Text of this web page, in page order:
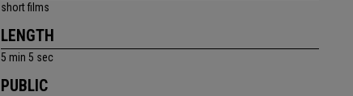
short films
LENGTH
5 min 5 sec
PUBLIC